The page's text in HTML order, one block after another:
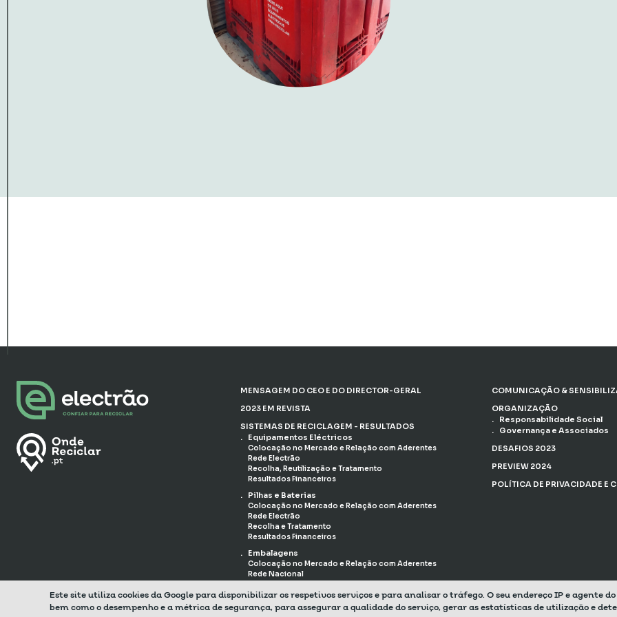
MENSAGEM DO CEO E DO DIRECTOR-GERAL
2023 EM REVISTA
SISTEMAS DE RECICLAGEM - RESULTADOS
Equipamentos Eléctricos
Colocação no Mercado e Relação com Aderentes
Rede Electrão
Recolha, Reutilização e Tratamento
Resultados Financeiros
Pilhas e Baterias
Colocação no Mercado e Relação com Aderentes
Rede Electrão
Recolha e Tratamento
Resultados Financeiros
Embalagens
Colocação no Mercado e Relação com Aderentes
Rede Nacional
Resultados Financeiros
COMUNICAÇÃO &
ORGANIZAÇÃO
Responsabilidade Social
Governança e Associados
DESAFIOS 2023
PREVIEW 2024
POLÍTICA DE PRIVACIDADE E
Este site utiliza cookies da Google para disponibilizar os respetivos serviços e para analisar o tráfego. O seu endereço IP e agente
bem como o desempenho e a métrica de segurança, para assegurar a qualidade do serviço, gerar as estatísticas de utilização e